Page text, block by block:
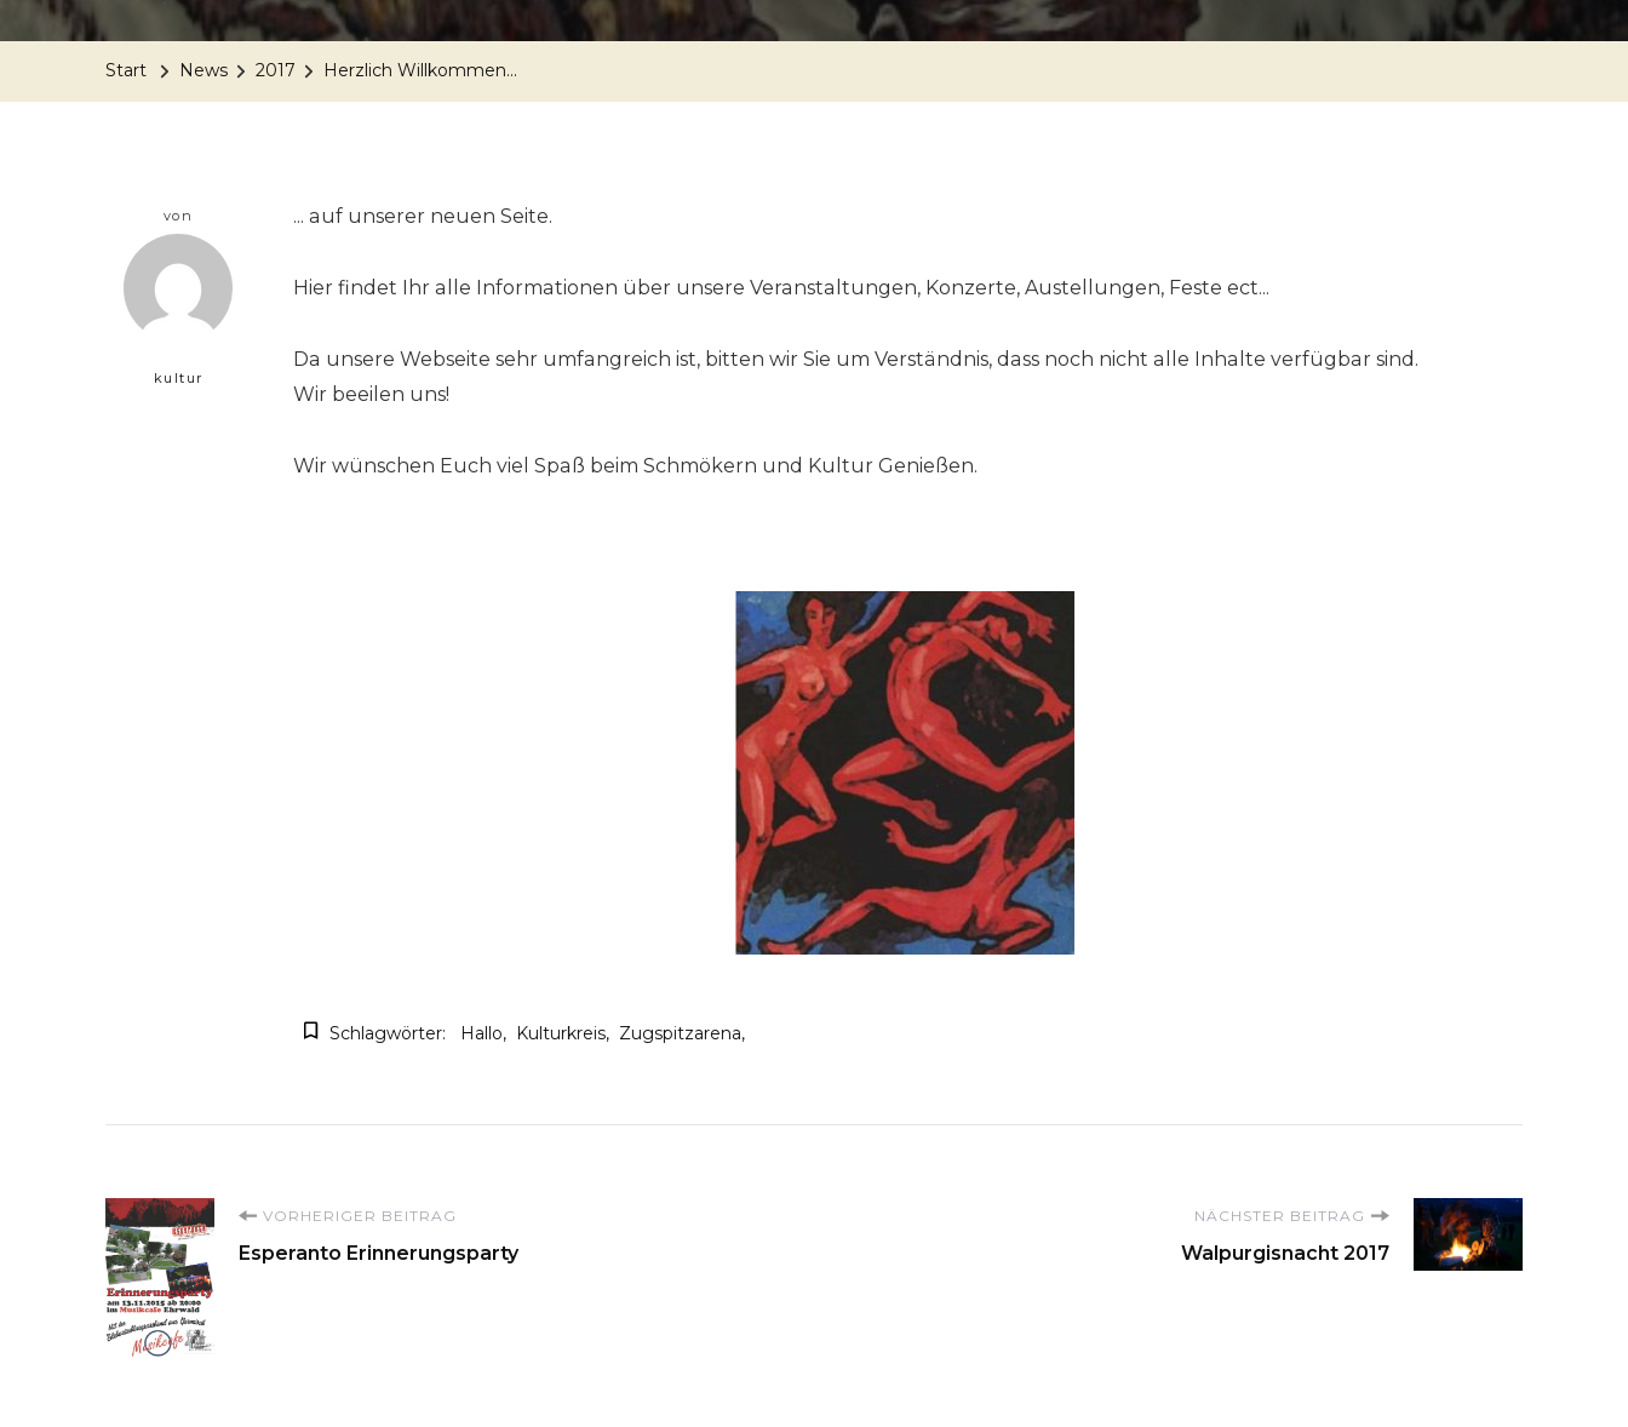
Start News 2017 Herzlich Willkommen...
von
kultur
... auf unserer neuen Seite.
Hier findet Ihr alle Informationen über unsere Veranstaltungen, Konzerte, Austellungen, Feste ect...
Da unsere Webseite sehr umfangreich ist, bitten wir Sie um Verständnis, dass noch nicht alle Inhalte verfügbar sind.
Wir beeilen uns!
Wir wünschen Euch viel Spaß beim Schmökern und Kultur Genießen.
Schlagwörter: Hallo Kulturkreis Zugspitzarena
Beitragsnavigation
VORHERIGER BEITRAG
Esperanto Erinnerungsparty
NÄCHSTER BEITRAG
Walpurgisnacht 2017